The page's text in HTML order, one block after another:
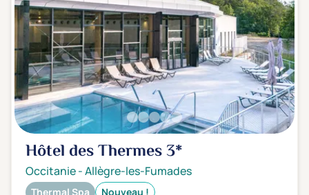
Hôtel des Thermes3*
Occitanie-Allègre-les-Fumades
Thermal Spa Nouveau !